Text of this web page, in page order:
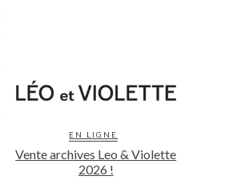
EN LIGNE
Vente archives Leo & Violette
2026 !